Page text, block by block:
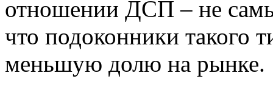
отношении ДСП – не
что подоконники такого
меньшую долю на рынке.